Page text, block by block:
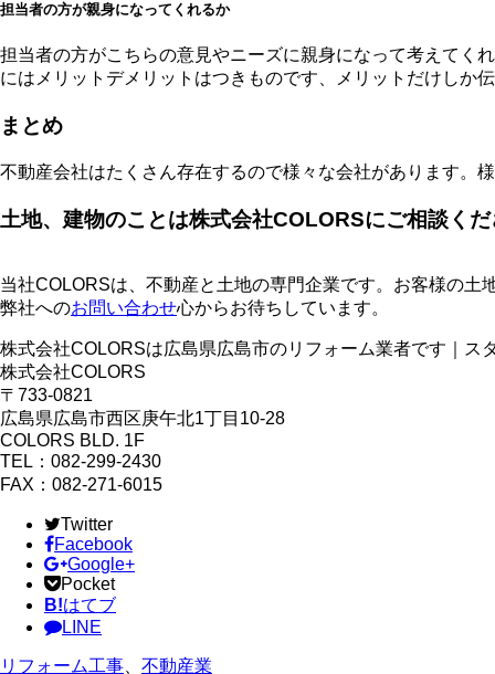
担当者の方が親身になってくれるか
担当者の方がこちらの意見やニーズに親身になって考えてく
にはメリットデメリットはつきものです、メリットだけしか
まとめ
不動産会社はたくさん存在するので様々な会社があります。
土地、建物のことは株式会社COLORSにご相談く
当社COLORSは、不動産と土地の専門企業です。お客様の
弊社へのお問い合わせ心からお待ちしています。
株式会社COLORSは広島県広島市のリフォーム業者です｜ス
株式会社COLORS
〒733-0821
広島県広島市西区庚午北1丁目10-28
COLORS BLD. 1F
TEL：082-299-2430
FAX：082-271-6015
Twitter
Facebook
Google+
Pocket
B!はてブ
LINE
リフォーム工事 不動産業